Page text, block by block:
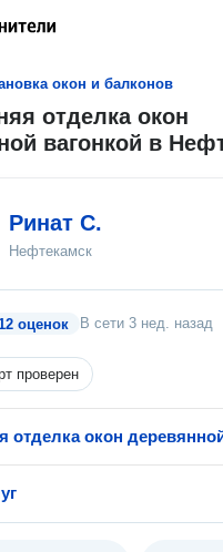
окон и балконов
отделка окон
вагонкой в
Ринат С.
Нефтекамск
оценок В сети 3 нед. назад
проверен
отделка окон